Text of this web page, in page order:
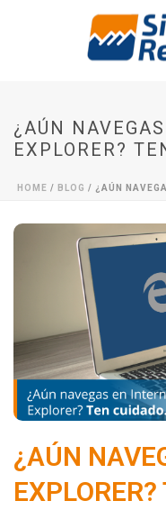
¿AÚN
EXPLORER?
HOME / BLOG / ¿AÚN
¿AÚN